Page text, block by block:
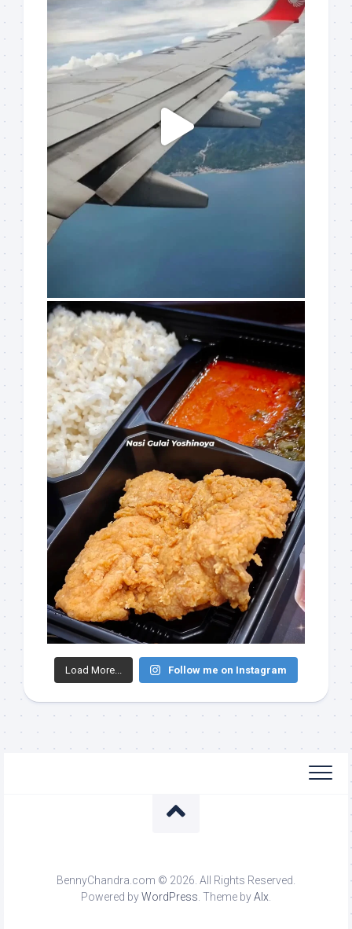
Load More... Follow me on Instagram
BennyChandra.com © 2026. All Rights Reserved.
Powered byWordPress. Theme byAlx.